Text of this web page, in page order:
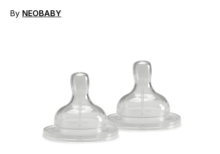
By NEOBABY